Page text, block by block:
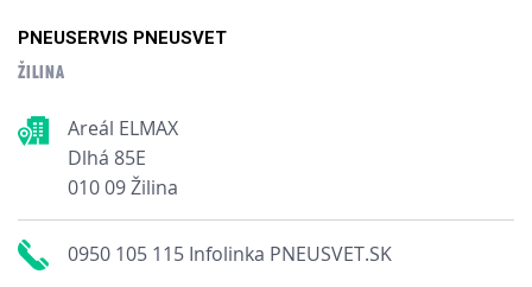
PNEUSERVIS PNEUSVET
ŽILINA
Areál ELMAX
Dlhá 85E
010 09 Žilina
0950 105 115 Infolinka PNEUSVET.SK